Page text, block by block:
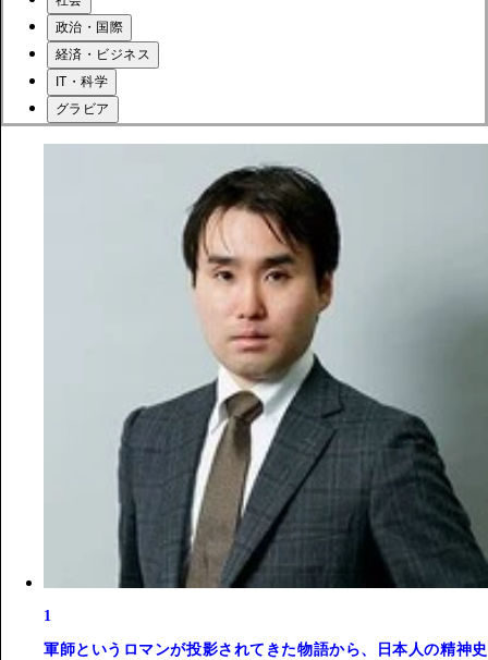
政治・国際
経済・ビジネス
IT・科学
グラビア
1
軍師というロマンが投影されてきた物語から、日本人の精神史